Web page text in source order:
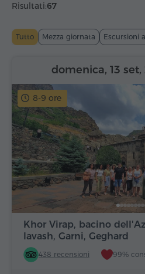
Risultati:67
Tutto Mezza giornata Escursioni
8-9 ore
Khor Virap, bacino
lavash, Garni, Geghard
438 recensioni 99%
domenica, 13